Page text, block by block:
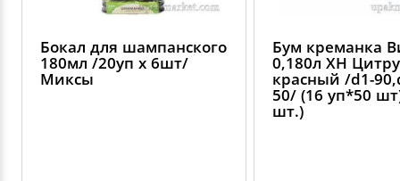
Бокал для шампанского
180мл /20уп х 6шт/
Миксы
Бум креманка
0,180л ХН
красный /d1-
50/ (16 уп*50
шт.)